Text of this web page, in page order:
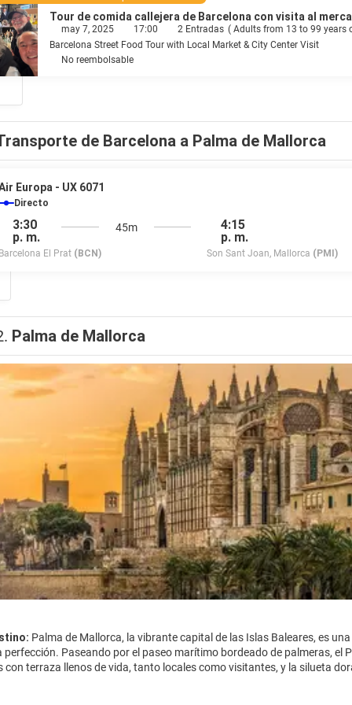
Tour de comida callejera de Barcelona con visita al
may 7, 2025 17:00 2 Entradas ( Adults from 13 to 99 years
Barcelona Street Food Tour with Local Market & City Center Visit
No reembolsable
de Barcelona a Palma de Mallorca
Europa - UX 6071
Directo
3:30
p. m.
El Prat (BCN)
45m
4:15
p. m.
Son Sant Joan, Mallorca (PMI)
Palma de Mallorca
Palma de Mallorca, la vibrante capital de las Islas Baleares, es
perfección. Paseando por el paseo marítimo bordeado de palmeras, el
con terraza llenos de vida, tanto locales como visitantes, y la silueta